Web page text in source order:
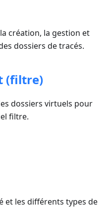
création, la gestion et
dossiers de tracés.
(filtre)
dossiers virtuels pour
filtre.
et les différents types de